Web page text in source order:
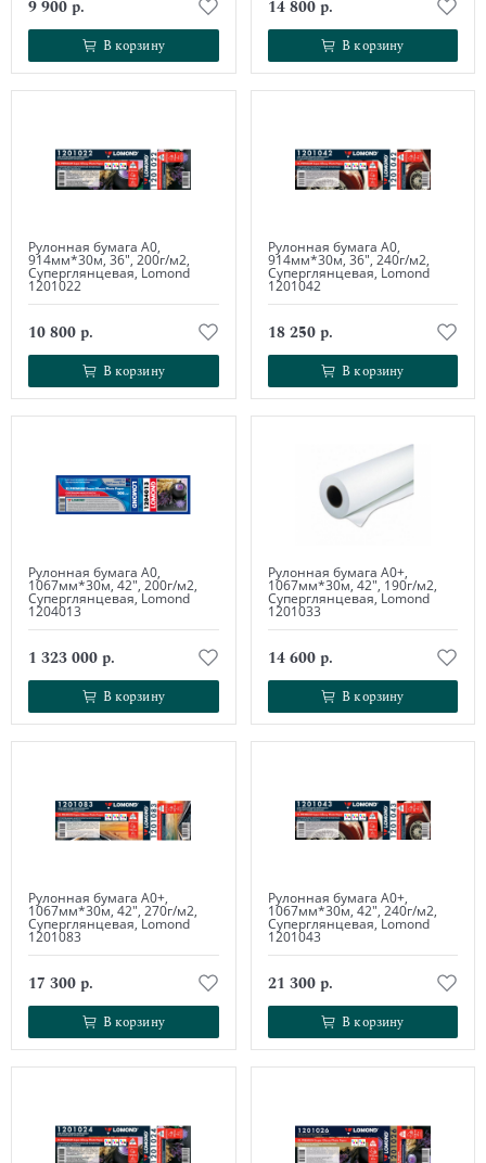
9 900 р.
В корзину
В корзину
14 800 р.
В корзину
В корзину
Рулонная бумага А0,
914мм*30м, 36", 200г/м2,
Суперглянцевая, Lomond
1201022
10 800 р.
В корзину
В корзину
Рулонная бумага А0,
914мм*30м, 36", 240г/м2,
Суперглянцевая, Lomond
1201042
18 250 р.
В корзину
В корзину
Рулонная бумага А0,
1067мм*30м, 42", 200г/м2,
Суперглянцевая, Lomond
1204013
1 323 000 р.
В корзину
В корзину
Рулонная бумага А0+,
1067мм*30м, 42", 190г/м2,
Суперглянцевая, Lomond
1201033
14 600 р.
В корзину
В корзину
Рулонная бумага А0+,
1067мм*30м, 42", 270г/м2,
Суперглянцевая, Lomond
1201083
17 300 р.
В корзину
В корзину
Рулонная бумага А0+,
1067мм*30м, 42", 240г/м2,
Суперглянцевая, Lomond
1201043
21 300 р.
В корзину
В корзину